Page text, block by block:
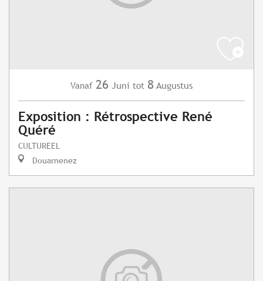
Vanaf 26 Juni tot 8 Augustus
Exposition : Rétrospective René
Quéré
CULTUREEL
Douarnenez